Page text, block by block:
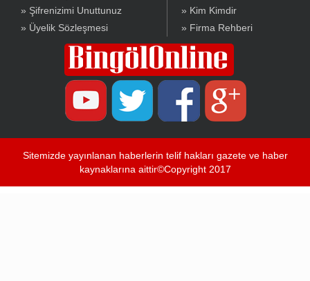
» Şifrenizimi Unuttunuz
» Üyelik Sözleşmesi
» Kim Kimdir
» Firma Rehberi
Sitemizde yayınlanan haberlerin telif hakları gazete ve haber
kaynaklarına aittir©Copyright 2017